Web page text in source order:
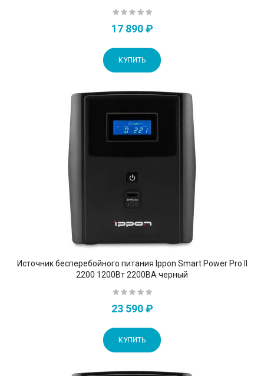
17 890 ₽
КУПИТЬ
Источник бесперебойного питания Ippon Smart Power Pro II
2200 1200Вт 2200ВА черный
23 590 ₽
КУПИТЬ